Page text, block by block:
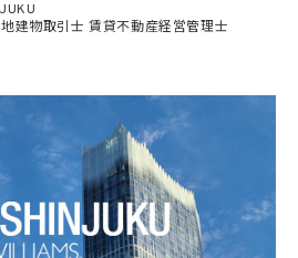
の法令により許容される場合を除き、本人の同意を得
超えて個人情報を取り扱いません。但し、次の場合は
のために必要がある場合であって、本人の同意を得
な育成の推進のために特に必要がある場合であっ
建物取引士 賃貸不動産経営管理士